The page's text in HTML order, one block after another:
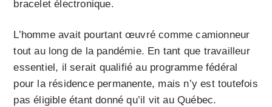
bracelet électronique.
L’homme avait pourtant œuvré comme camionneur
tout au long de la pandémie. En tant que travailleur
essentiel, il serait qualifié au programme fédéral
pour la résidence permanente, mais n’y est toutefois
pas éligible étant donné qu’il vit au Québec.